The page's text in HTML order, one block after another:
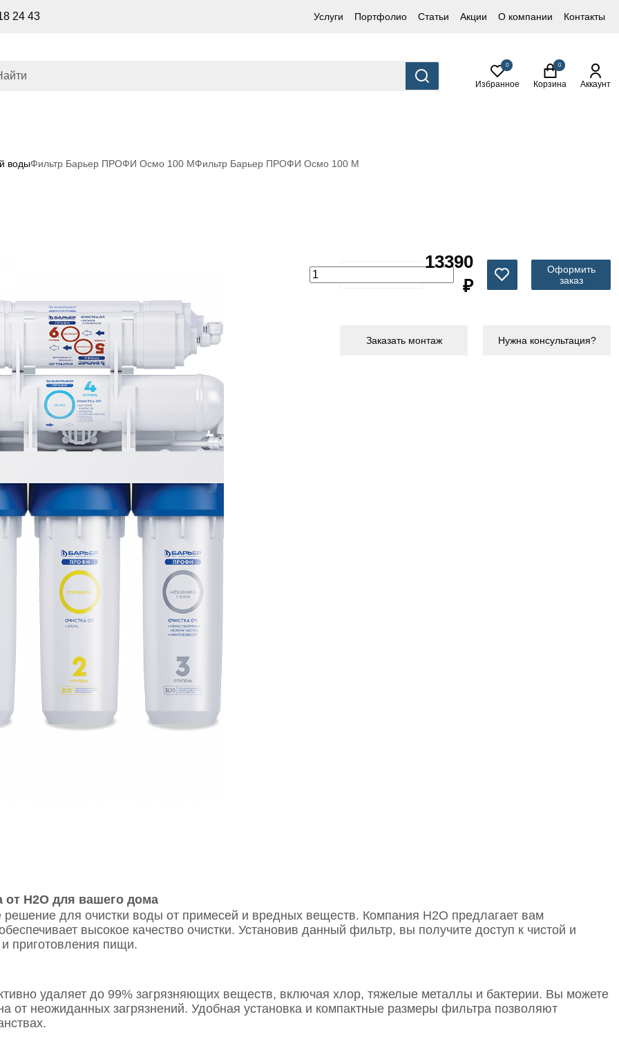
24 43 Услуги Портфолио Статьи Акции О компании Контакты
0
Избранное
0
Корзина Аккаунт
водыФильтр Барьер ПРОФИ Осмо 100 МФильтр Барьер ПРОФИ Осмо 100 М
13390
₽
Оформить
заказ
Заказать монтаж Нужна консультация?
Н2О для вашего дома
для очистки воды от примесей и вредных веществ. Компания Н2О предлагает вам
высокое качество очистки. Установив данный фильтр, вы получите доступ к чистой и
приготовления пищи.
удаляет до 99% загрязняющих веществ, включая хлор, тяжелые металлы и бактерии. Вы можете
от неожиданных загрязнений. Удобная установка и компактные размеры фильтра позволяют